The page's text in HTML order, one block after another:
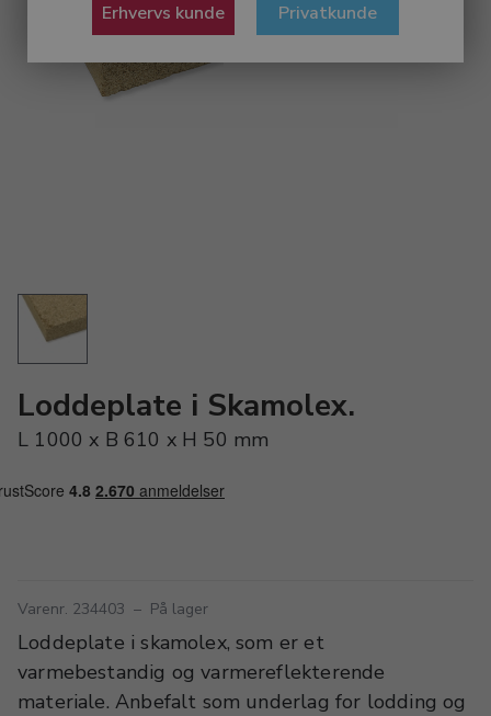
Erhvervs kunde Privatkunde
Loddeplate i Skamolex.
L 1000 x B 610 x H 50 mm
Varenr. 234403 – På lager
Loddeplate i skamolex, som er et
varmebestandig og varmereflekterende
materiale. Anbefalt som underlag for lodding og